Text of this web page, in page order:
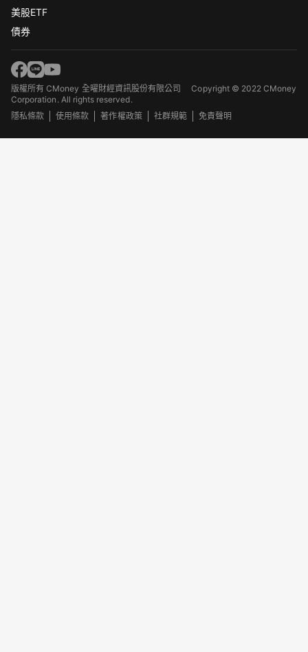
美股ETF
債券
版權所有 CMoney 全曜財經資訊股份有限公司Copyright © 2022 CMoney
Corporation. All rights reserved.
隱私條款
使用條款 著作權政策 社群規範 免責聲明